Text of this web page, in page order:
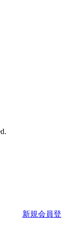
新規会員登